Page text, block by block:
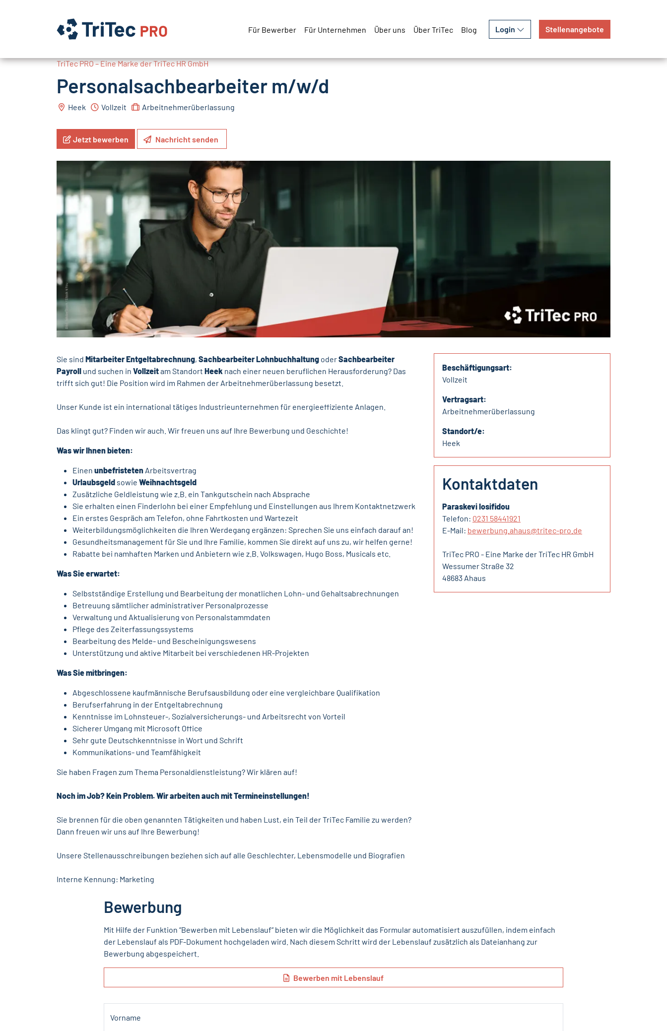
Für Bewerber Für Unternehmen Über uns Über TriTec Blog Login Stellenangebote
TriTec PRO – Eine Marke der TriTec HR GmbH
Personalsachbearbeiter m/w/d
Heek Vollzeit Arbeitnehmerüberlassung
Jetzt bewerben Nachricht senden
Sie sind Mitarbeiter Entgeltabrechnung, Sachbearbeiter Lohnbuchhaltung oderSachbearbeiter
Payroll und suchen in Vollzeitam Standort Heek nach einer neuen beruflichen Herausforderung? Das
trifft sich gut! Die Position wird im Rahmen der Arbeitnehmerüberlassung besetzt.
Unser Kunde ist ein international tätiges Industrieunternehmen für energieeffiziente Anlagen.
Das klingt gut? Finden wir auch. Wir freuen uns auf Ihre Bewerbung und Geschichte!
Was wir Ihnen bieten:
Einen unbefristeten Arbeitsvertrag
Urlaubsgeld sowie Weihnachtsgeld
Zusätzliche Geldleistung wie z.B. ein Tankgutschein nach Absprache
Sie erhalten einen Finderlohn bei einer Empfehlung und Einstellungen aus Ihrem Kontaktnetzwerk
Ein erstes Gespräch am Telefon, ohne Fahrtkosten und Wartezeit
Weiterbildungsmöglichkeiten die Ihren Werdegang ergänzen: Sprechen Sie uns einfach darauf an!
Gesundheitsmanagement für Sie und Ihre Familie, kommen Sie direkt auf uns zu, wir helfen gerne!
Rabatte bei namhaften Marken und Anbietern wie z.B. Volkswagen, Hugo Boss, Musicals etc.
Was Sie erwartet:
Selbstständige Erstellung und Bearbeitung der monatlichen Lohn- und Gehaltsabrechnungen
Betreuung sämtlicher administrativer Personalprozesse
Verwaltung und Aktualisierung von Personalstammdaten
Pflege des Zeiterfassungssystems
Bearbeitung des Melde- und Bescheinigungswesens
Unterstützung und aktive Mitarbeit bei verschiedenen HR-Projekten
Was Sie mitbringen:
Abgeschlossene kaufmännische Berufsausbildung oder eine vergleichbare Qualifikation
Berufserfahrung in der Entgeltabrechnung
Kenntnisse im Lohnsteuer-, Sozialversicherungs- und Arbeitsrecht von Vorteil
Sicherer Umgang mit Microsoft Office
Sehr gute Deutschkenntnisse in Wort und Schrift
Kommunikations- und Teamfähigkeit
Sie haben Fragen zum Thema Personaldienstleistung? Wir klären auf!
Noch im Job? Kein Problem. Wir arbeiten auch mit Termineinstellungen!
Sie brennen für die oben genannten Tätigkeiten und haben Lust, ein Teil der TriTec Familie zu werden?
Dann freuen wir uns auf Ihre Bewerbung!
Unsere Stellenausschreibungen beziehen sich auf alle Geschlechter, Lebensmodelle und Biografien
Interne Kennung: Marketing
Beschäftigungsart:
Vollzeit
Vertragsart:
Arbeitnehmerüberlassung
Standort/e:
Heek
Kontaktdaten
Paraskevi Iosifidou
Telefon: 0231 58441921
E-Mail: bewerbung.ahaus@tritec-pro.de
TriTec PRO - Eine Marke der TriTec HR GmbH
Wessumer Straße 32
48683 Ahaus
Bewerbung
Mit Hilfe der Funktion “Bewerben mit Lebenslauf“ bieten wir die Möglichkeit das Formular automatisiert auszufüllen, indem einfach
der Lebenslauf als PDF-Dokument hochgeladen wird. Nach diesem Schritt wird der Lebenslauf zusätzlich als Dateianhang zur
Bewerbung abgespeichert.
Bewerben mit Lebenslauf
Vorname